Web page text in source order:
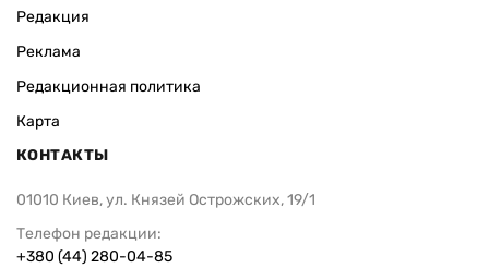
Редакция
Реклама
Редакционная политика
Карта
КОНТАКТЫ
01010 Киев, ул. Князей Острожских, 19/1
Телефон редакции:
+380 (44) 280-04-85